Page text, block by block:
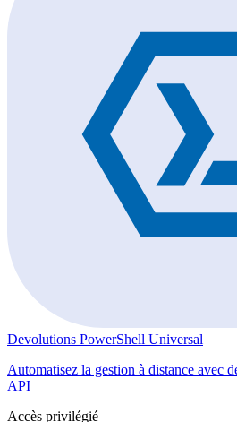
Devolutions PowerShell Universal
Automatisez la gestion à distance avec
API
Accès privilégié